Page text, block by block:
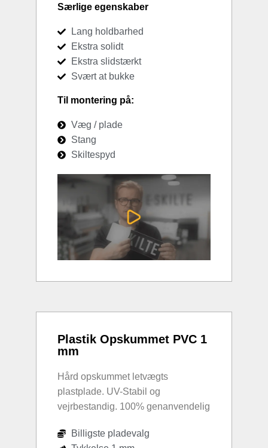
Særlige egenskaber
Lang holdbarhed
Ekstra solidt
Ekstra slidstærkt
Svært at bukke
Til montering på:
Væg / plade
Stang
Skiltespyd
Plastik Opskummet PVC 1
mm
Hård opskummet letvægts
plastplade. UV-Stabil og
vejrbestandig. 100% genanvendelig
Billigste pladevalg